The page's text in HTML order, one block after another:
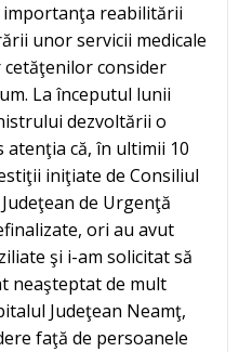
importanţa reabilitării
unor servicii medicale
consider
La începutul lunii
dezvoltării o
că, în ultimii 10
iniţiate de Consiliul
de Urgenţă
ori au avut
şi i-am solicitat să
neaşteptat de mult
Judeţean Neamţ,
faţă de persoanele